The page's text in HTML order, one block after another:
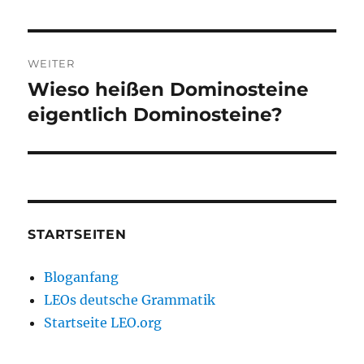
WEITER
Nächster
Beitrag:
Wieso heißen Dominosteine
eigentlich Dominosteine?
STARTSEITEN
Bloganfang
LEOs deutsche Grammatik
Startseite LEO.org